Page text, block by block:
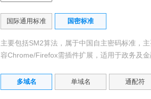
国际通用标准 国密标准
主要包括SM2算法，属于中国自主密码标准，
容Chrome/Firefox需插件扩展，适用于政务及
多域名 单域名 通配符